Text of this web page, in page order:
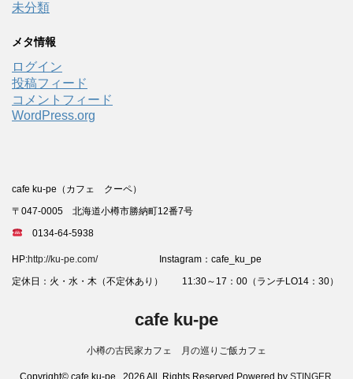
未分類
メタ情報
ログイン
投稿フィード
コメントフィード
WordPress.org
cafe ku-pe（カフェ クーペ）
〒047-0005 北海道小樽市勝納町12番7号
0134-64-5938
HP:http://ku-pe.com/
Instagram：cafe_ku_pe
定休日：火・水・木（不定休あり） 11:30～17：00（ランチLO14：30）
cafe ku-pe
小樽の古民家カフェ 月の巡りご飯カフェ
Copyright© cafe ku-pe , 2026 All Rights Reserved Powered by STINGER